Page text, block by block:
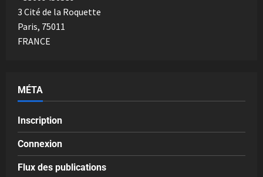
3 Cité de la Roquette
Paris, 75011
FRANCE
MÉTA
Inscription
Connexion
Flux des publications